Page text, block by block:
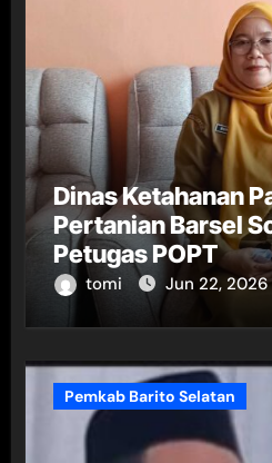
Dinas Ketahanan
Pertanian Barsel
Petugas POPT
tomi Jun 22, 2026
Pemkab Barito Selatan